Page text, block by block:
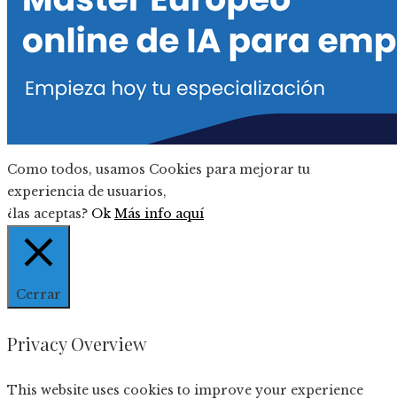
Como todos, usamos Cookies para mejorar tu
experiencia de usuarios,
¿las aceptas? Ok Más info aquí
Cerrar
Privacy Overview
This website uses cookies to improve your experience